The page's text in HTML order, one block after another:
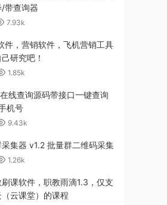
带查询器
7.93k
件，营销软件，飞机营销工具
研究吧！
1.85k
线查询源码带接口一键查询
机号
9.43k
集器 v1.2 批量群二维码采集
1.26k
课软件，职教雨滴1.3，仅支
云课堂）的课程